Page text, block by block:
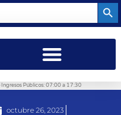
Públicos: 07:00 a 17:30
octubre 26, 2023